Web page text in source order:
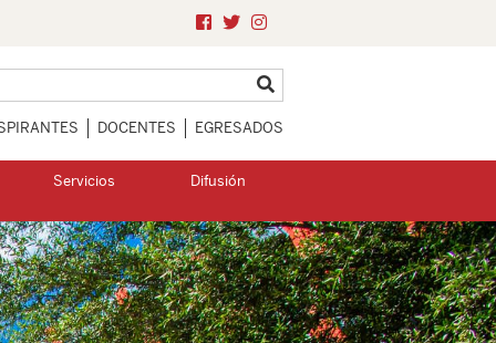
DOCENTES EGRESADOS
Servicios Difusión